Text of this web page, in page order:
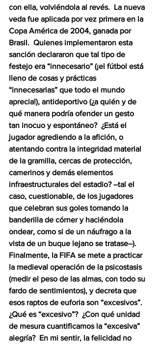
con ella, volviéndola al revés.  La nueva
veda fue aplicada por vez primera en la
Copa América de 2004, ganada por
Brasil.  Quienes implementaron esta
sanción declararon que tal tipo de
festejo era “innecesario” (¡el fútbol está
lleno de cosas y prácticas
“innecesarias” que todo el mundo
aprecia!), antideportivo (¿a quién y de
qué manera podría ofender un gesto
tan inocuo y espontáneo?  ¿Está el
jugador agrediendo a la afición, o
atentando contra la integridad material
de la gramilla, cercas de protección,
camerinos y demás elementos
infraestructurales del estadio? –tal el
caso, cuestionable, de los jugadores
que celebran sus goles tomando la
banderilla de córner y haciéndola
ondear, como si de un náufrago a la
vista de un buque lejano se tratase–).
Finalmente, la FIFA se mete a practicar
la medieval operación de la psicostasis
(medir el peso de las almas, con todo su
fardo de sentimientos), y decreta que
esos raptos de euforia son “excesivos”.
¿Qué es “excesivo”?  ¿Con qué unidad
de mesura cuantificamos la “excesiva”
alegría?  En mi sentir, la felicidad no